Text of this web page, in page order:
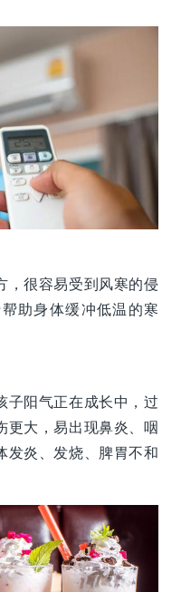
，很容易受到风寒的侵
助身体缓冲低温的寒
子阳气正在成长中，过
更大，易出现鼻炎、咽
发炎、发烧、脾胃不和